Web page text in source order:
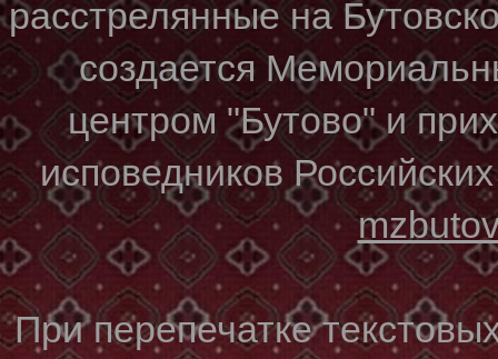
расстрелянные на
создается
центром "Бутово" и
исповедников
При перепечатке